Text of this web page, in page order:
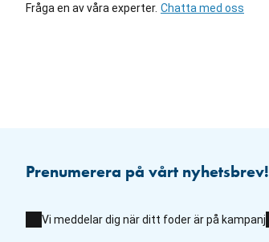
Fråga en av våra experter. Chatta med oss
Prenumerera på vårt nyhetsbrev!
Vi meddelar dig när ditt foder är på kampanj